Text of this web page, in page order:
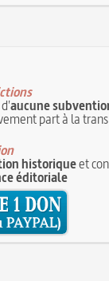
aucune
part à la
historiqueet
éditoriale